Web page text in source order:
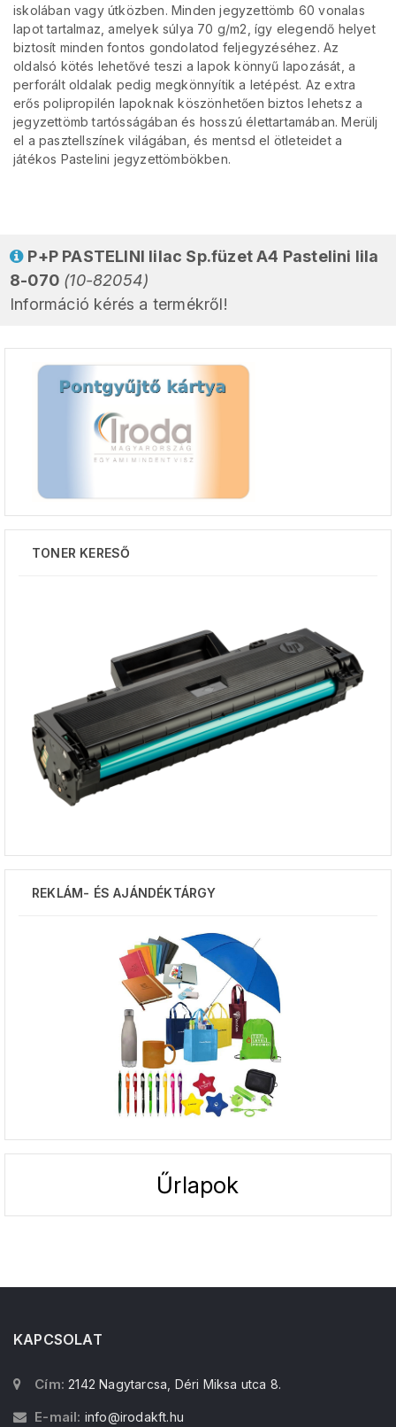
iskolában vagy útközben. Minden jegyzettömb 60 vonalas
lapot tartalmaz, amelyek súlya 70 g/m2, így elegendő helyet
biztosít minden fontos gondolatod feljegyzéséhez. Az
oldalsó kötés lehetővé teszi a lapok könnyű lapozását, a
perforált oldalak pedig megkönnyítik a letépést. Az extra
erős polipropilén lapoknak köszönhetően biztos lehetsz a
jegyzettömb tartósságában és hosszú élettartamában. Merülj
el a pasztellszínek világában, és mentsd el ötleteidet a
játékos Pastelini jegyzettömbökben.
P+P PASTELINI lilac Sp.füzet A4 Pastelini lila
8-070 (10-82054)
Információ kérés a termékről!
TONER KERESŐ
REKLÁM- ÉS AJÁNDÉKTÁRGY
Űrlapok
KAPCSOLAT
Cím: 2142 Nagytarcsa, Déri Miksa utca 8.
E-mail: info@irodakft.hu